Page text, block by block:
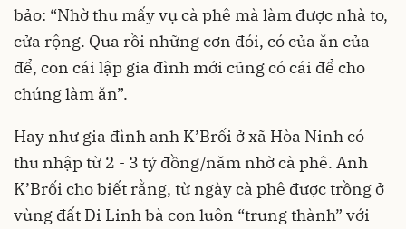
bảo: “Nhờ thu mấy vụ cà phê mà làm được nhà to,
cửa rộng. Qua rồi những cơn đói, có của ăn của
để, con cái lập gia đình mới cũng có cái để cho
chúng làm ăn”.
Hay như gia đình anh K’Brối ở xã Hòa Ninh có
thu nhập từ 2 - 3 tỷ đồng/năm nhờ cà phê. Anh
K’Brối cho biết rằng, từ ngày cà phê được trồng ở
vùng đất Di Linh bà con luôn “trung thành” với